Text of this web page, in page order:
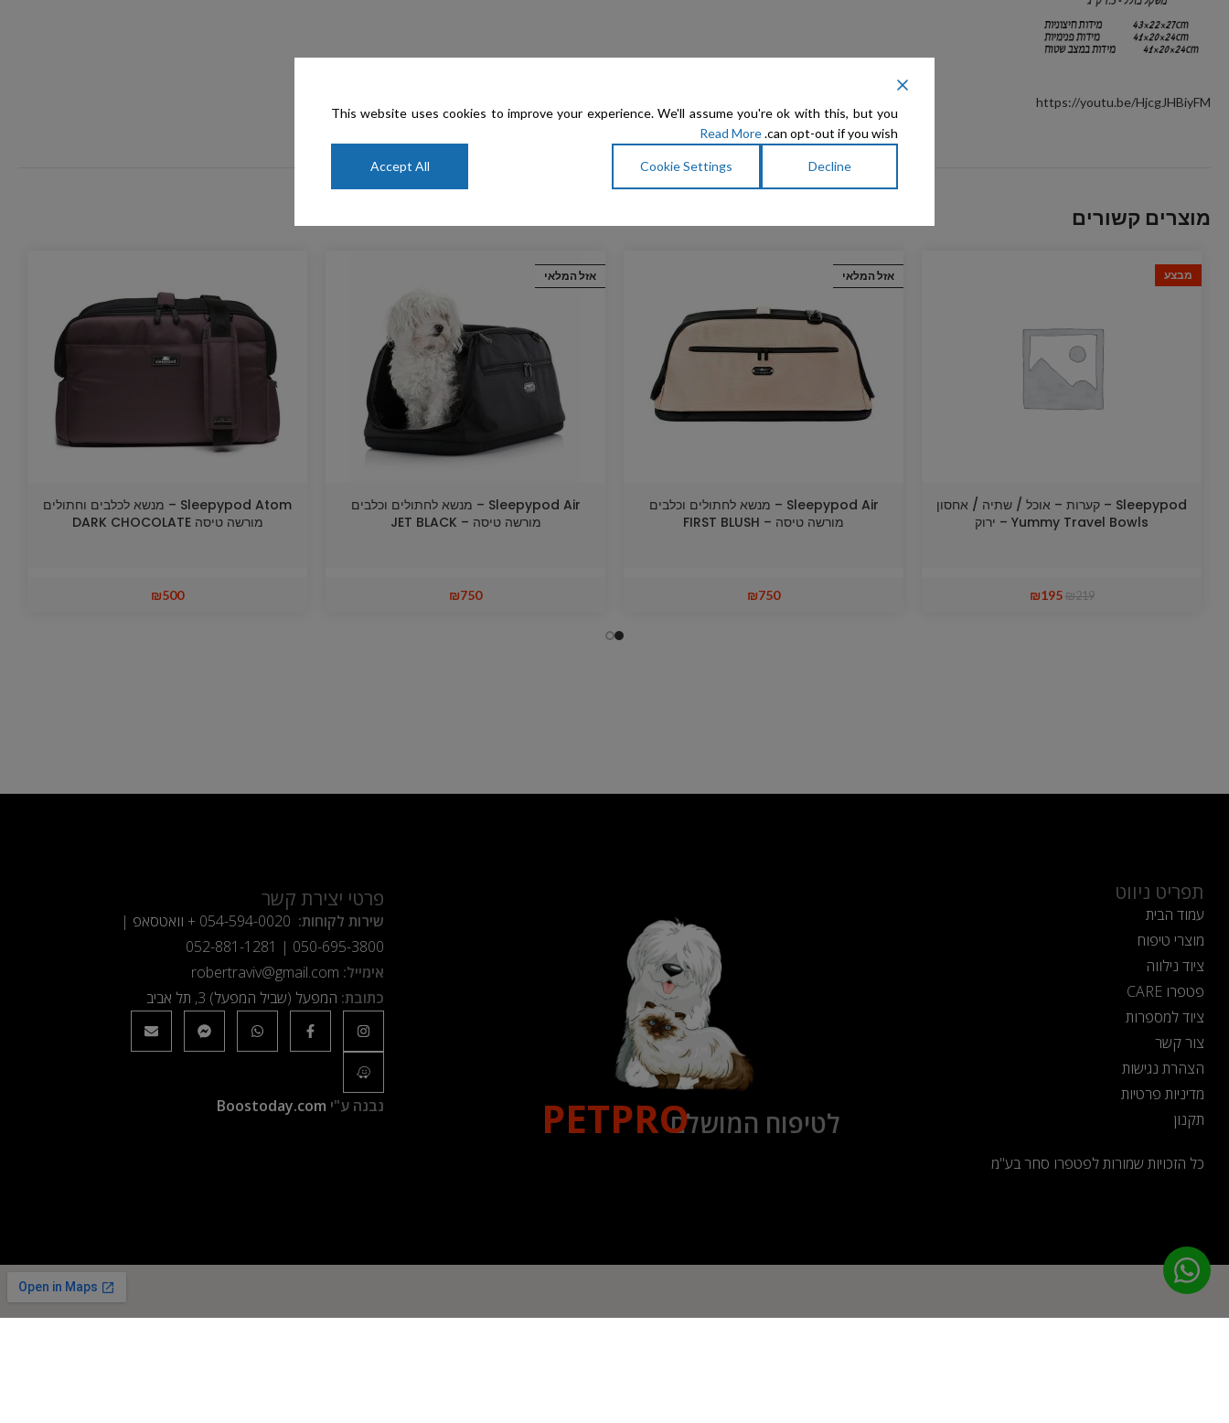
https://youtu.be/HjcgJHBiyFM
מוצרים קשורים
מבצע
Sleepypod – קערות – אוכל / שתיה / אחסון
Yummy Travel Bowls – ירוק
₪219
₪195
אזל המלאי
Sleepypod Air – מנשא לחתולים וכלבים
מורשה טיסה – FIRST BLUSH
₪750
אזל המלאי
Sleepypod Air – מנשא לחתולים וכלבים
מורשה טיסה – JET BLACK
₪750
Sleepypod Atom – מנשא לכלבים וחתולים
מורשה טיסה DARK CHOCOLATE
₪500
תפריט ניווט
עמוד הבית
מוצרי טיפוח
ציוד נילווה
פטפרו CARE
ציוד למספרות
צור קשר
הצהרת נגישות
מדיניות פרטיות
תקנון
כל הזכויות שמורות לפטפרו סחר בע"מ
לטיפוח המושלםPETPRO
פרטי יצירת קשר
שירות לקוחות: 054-594-0020 + וואטסאפ |
050-695-3800
|
052-881-1281
אימייל: robertraviv@gmail.com
כתובת: המפעל (שביל המפעל) 3, תל אביב
נבנה ע"י Boostoday.com
This website uses cookies to improve your experience. We'll assume you're ok with this, but you
can opt-out if you wish.
Read More
Decline
Cookie Settings
Accept All